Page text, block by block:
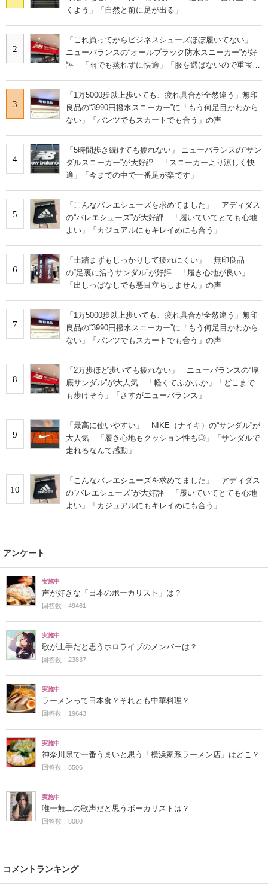
くよう」「自然と前に足が出る」
2
「これ買ってからビジネスシューズほぼ履いてない」
ニューバランスの“オールブラック防水スニーカー”が好
評 「雨でも蒸れずに快適」「服を選ばないので重宝」
3
「1万5000歩以上歩いても、疲れ具合が全然違う」無印
良品の“3990円撥水スニーカー”に「もう何足目かわから
ない」「パンツでもスカートでも合う」の声
4
「5時間歩き続けても疲れない」 ニューバランスの“サン
ダルスニーカー”が大好評 「スニーカーより涼しく快
適」「今までの中で一番足が楽です」
5
「こんなバレエシューズを求めてました」 アディダス
の“バレエシューズ”が大好評 「履いていてとても心地
よい」「カジュアルにもキレイめにも合う」
6
「土踏まずもしっかりして疲れにくい」 無印良品
の“足裏に沿うサンダル”が好評 「履き心地が良い」
「出しっぱなしでも悪目立ちしません」の声
7
「1万5000歩以上歩いても、疲れ具合が全然違う」無印
良品の“3990円撥水スニーカー”に「もう何足目かわから
ない」「パンツでもスカートでも合う」の声
8
「2万歩ほど歩いても疲れない」 ニューバランスの“厚
底サンダル”が大人気 「軽くてふかふか」「どこまで
も歩けそう」「さすがニューバランス」
9
「最高に使いやすい」 NIKE（ナイキ）の“サンダル”が
大人気 「履き心地もクッション性も◎」「サンダルで
走れるなんて感動」
10
「こんなバレエシューズを求めてました」 アディダス
の“バレエシューズ”が大好評 「履いていてとても心地
よい」「カジュアルにもキレイめにも合う」
アンケート
実施中
声が好きな「日本のボーカリスト」は？
回答数：49461
実施中
歌が上手だと思うホロライブのメンバーは？
回答数：23837
実施中
ラーメンって日本食？それとも中華料理？
回答数：19643
実施中
神奈川県で一番うまいと思う「横浜家系ラーメン店」はどこ？
回答数：8506
実施中
唯一無二の歌声だと思うボーカリストは？
回答数：8080
コメントランキング